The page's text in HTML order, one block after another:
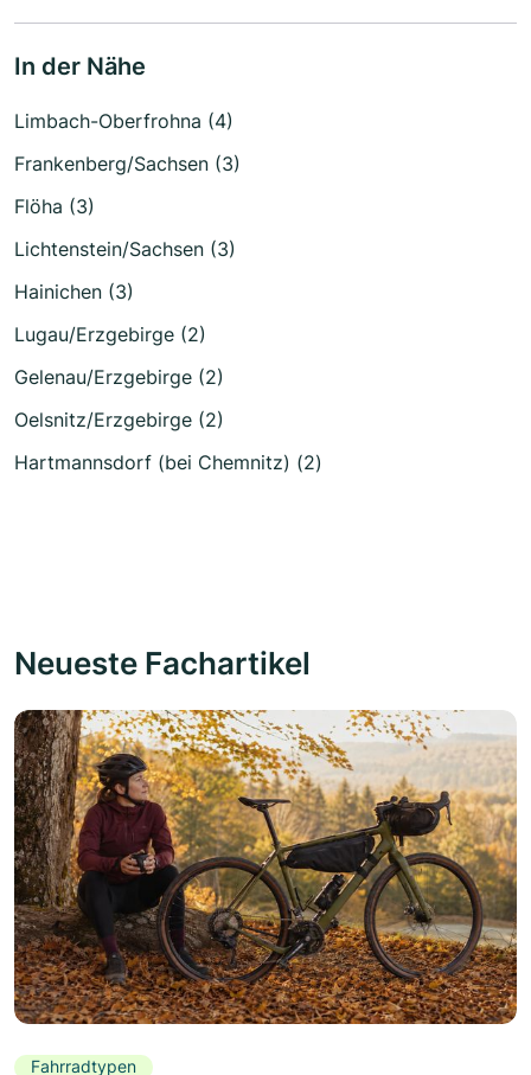
In der Nähe
Limbach-Oberfrohna (4)
Frankenberg/Sachsen (3)
Flöha (3)
Lichtenstein/Sachsen (3)
Hainichen (3)
Lugau/Erzgebirge (2)
Gelenau/Erzgebirge (2)
Oelsnitz/Erzgebirge (2)
Hartmannsdorf (bei Chemnitz) (2)
Neueste Fachartikel
Fahrradtypen